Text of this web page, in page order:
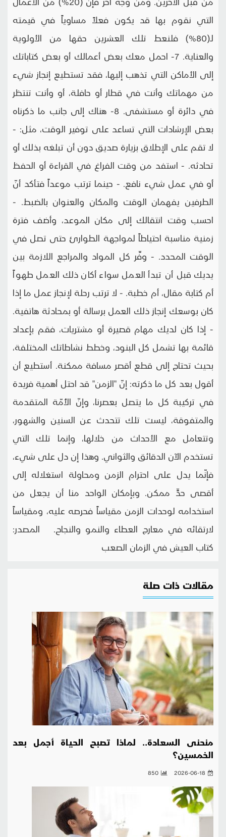
التي نقوم بها قد يكون فعلاً مساوياً في قيمته
لـ(80%) فلنعط تلك العشرين حقها من الأولوية
والعناية. 7- احمل معك بعض أعمالك أو بعض كتاباتك
إلى الأماكن التي تذهب إليها، فقد تستطيع إنجاز شيء
من مهماتك وأنت في قطار أو حافلة، أو وأنت تنتظر
في دائرة أو مستشفى. 8- هناك إلى جانب ما ذكرناه
بعض الإرشادات التي تساعد على توفير الوقت، مثل: -
لا تقم على الإطلاق بزيارة صديق دون أن تبلغه بذلك أو
تحادثه. - استفد من وقت الفراغ في القراءة أو الحفظ
أو في عمل شيء نافع. - حينما ترتب موعداً فتأكد أنّ
الطرفين يفهمان الوقت والمكان والعنوان بالضبط. -
احسب وقت انتقالك إلى مكان الموعد، وأضف فترة
زمنية مناسبة احتياطاً لمواجهة الطوارئ حتى تصل في
الوقت المحدد. - وفِّر كل المواد والمراجع اللازمة بين
يديك قبل أن تبدأ العمل سواء أكان ذلك العمل طهواً
أم كتابة مقال، أم خطبة. - لا ترتب رحلة لإنجاز عمل ما إذا
كان بوسعك إنجاز ذلك العمل برسالة أو بمحادثة هاتفية.
- إذا كان لديك مهام قصيرة أو مشتريات، فقم بإعداد
قائمة بها تشمل كل البنود، وخطط نشاطاتك المختلفة،
بحيث تحتاج إلى قطع أقصر مسافة ممكنة. أستطيع أن
أقول بعد كل ما ذكرته: إنّ "الزمن" قد احتل أهمية فريدة
في تركيبة كل ما يتصل بعصرنا، وإنّ الأُمّة المتقدمة
والمتفوقة، ليست تلك تتحدث عن السنين والشهور،
وتتعامل مع الأحداث من خلالها، وإنما تلك التي
تستخدم الآن الدقائق والثواني. وهذا إن دل على شيء،
فإنّما يدل على احترام الزمن ومحاولة استغلاله إلى
أقصى حدٍّ ممكن. وبإمكان الواحد منا أن يجعل من
استخدامه لوحدات الزمن مقياساً فحرصه عليه، ومقياساً
لارتقائه في معارج العطاء والنمو والنجاح. المصدر:
كتاب العيش في الزمان الصعب
مقالات ذات صلة
منحنى السعادة.. لماذا تصبح الحياة أجمل بعد
الخمسين؟
2026-06-18
850